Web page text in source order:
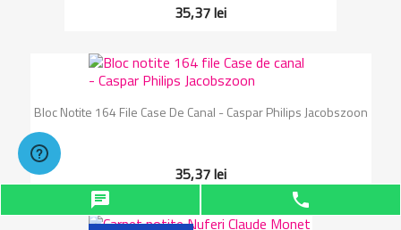
35,37 lei
Bloc Notite 164 File Case De Canal - Caspar Philips Jacobszoon
35,37 lei
chat phone